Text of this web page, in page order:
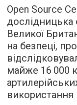
Open Source
дослідницька
Великої
на безпеці,
майже 16 000
використання